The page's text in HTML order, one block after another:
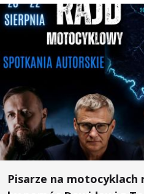
Pisarze na motocyklach